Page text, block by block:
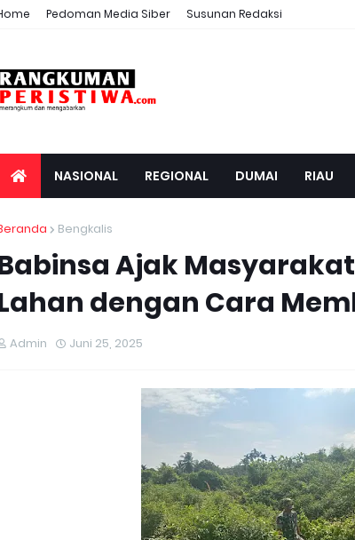
Pedoman Media Siber Susunan Redaksi
NASIONAL REGIONAL DUMAI RIAU
Bengkalis
Ajak
dengan Cara
Admin Juni 25, 2025